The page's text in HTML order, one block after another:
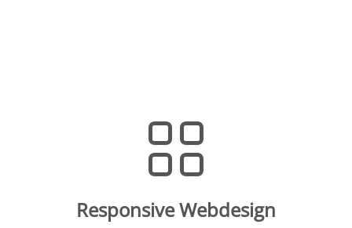
Responsive Webdesign